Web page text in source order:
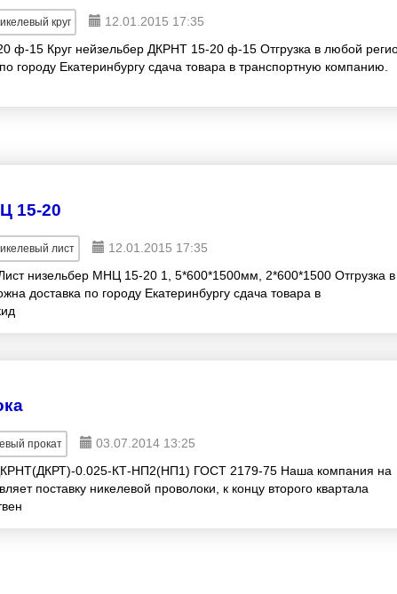
круг
12.01.2015 17:35
ф-15 Круг нейзельбер ДКРНТ 15-20 ф-15 Отгрузка в любой
городу Екатеринбургу сдача товара в транспортную компанию.
15-20
лист
12.01.2015 17:35
низельбер МНЦ 15-20 1, 5*600*1500мм, 2*600*1500 Отгрузка в
доставка по городу Екатеринбургу сдача товара в
прокат
03.07.2014 13:25
0.025-КТ-НП2(НП1) ГОСТ 2179-75 Наша компания на
поставку никелевой проволоки, к концу второго квартала